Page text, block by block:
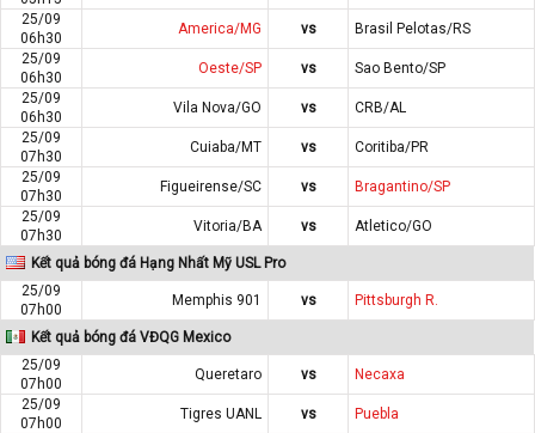
25/09
06h30
America/MG vs
Brasil Pelotas/RS
25/09
06h30
Oeste/SP vs
Sao Bento/SP
25/09
06h30
Vila Nova/GO vs
CRB/AL
25/09
07h30
Cuiaba/MT vs
Coritiba/PR
25/09
07h30
Figueirense/SC vs
Bragantino/SP
25/09
07h30
Vitoria/BA vs Atletico/GO
Kết quả bóng đá Hạng Nhất Mỹ USL Pro
25/09
07h00
Memphis 901 vs Pittsburgh R.
Kết quả bóng đá VĐQG Mexico
25/09
07h00
Queretaro vs
Necaxa
25/09
07h00
Tigres UANL vs
Puebla